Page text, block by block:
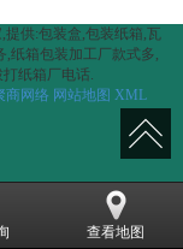
供:包装盒,包装纸箱,瓦
,纸箱包装加工厂款式多,
纸箱厂电话.
商网络 网站地图 XML
查看地图